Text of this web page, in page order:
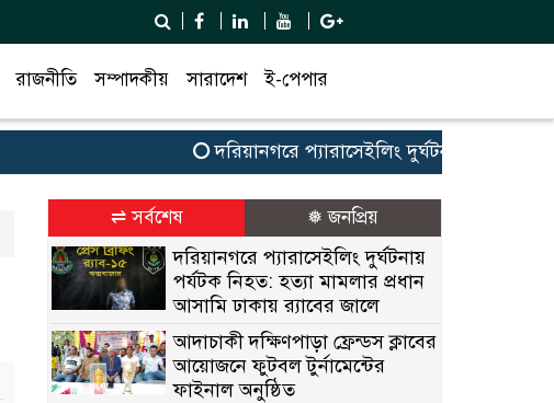
রাজনীতি সম্পাদকীয় সারাদেশ ই-পেপার
দরিয়ানগরে প্যারাসেইলিং দুর্ঘটনায় পর্যটক নিহত:
⇌ সর্বশেষ ❅ জনপ্রিয়
দরিয়ানগরে প্যারাসেইলিং দুর্ঘটনায়
পর্যটক নিহত: হত্যা মামলার প্রধান
আসামি ঢাকায় র‌্যাবের জালে
আদাচাকী দক্ষিণপাড়া ফ্রেন্ডস ক্লাবের
আয়োজনে ফুটবল টুর্নামেন্টের
ফাইনাল অনুষ্ঠিত